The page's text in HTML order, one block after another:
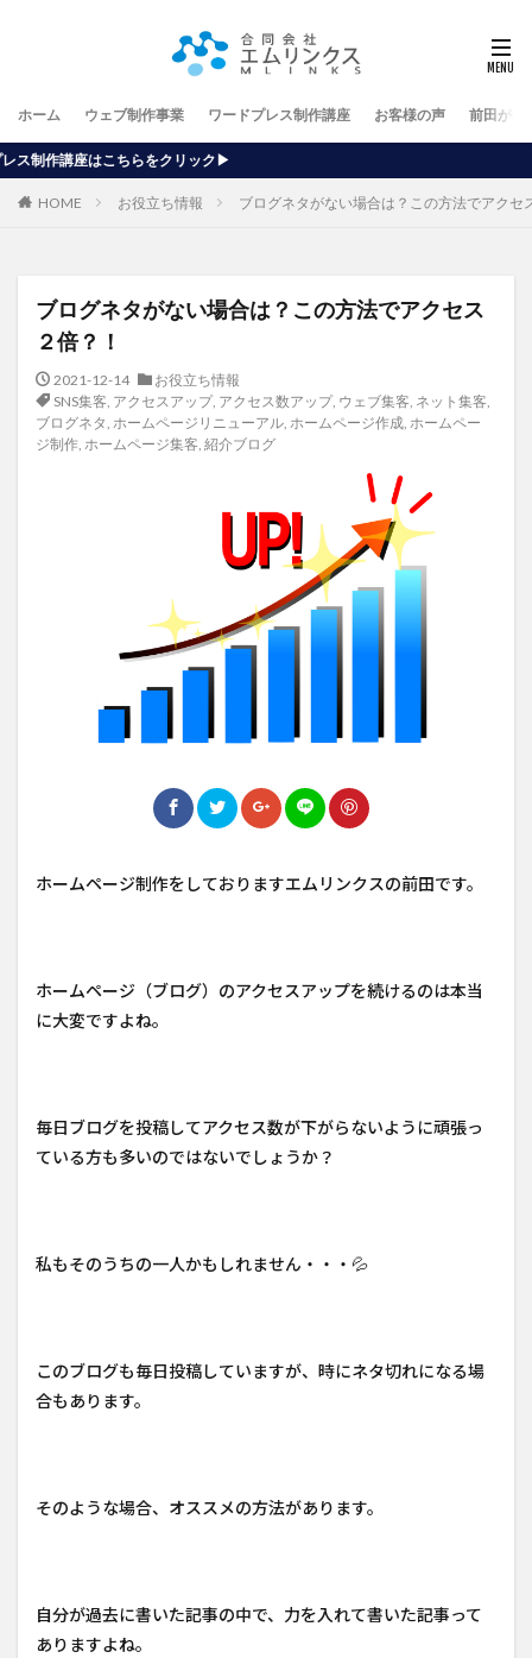
ホーム ウェブ制作事業 ワードプレス制作講座 お客様の声 前田が行
ク▶
HOME お役立ち情報 ブログネタがない場合は？この方法でアクセ
ブログネタがない場合は？この方法でアクセス
２倍？！
2021-12-14
お役立ち情報
SNS集客, アクセスアップ, アクセス数アップ, ウェブ集客, ネット集客,
ブログネタ, ホームページリニューアル, ホームページ作成, ホームペー
ジ制作, ホームページ集客, 紹介ブログ
ホームページ制作をしておりますエムリンクスの前田です。
ホームページ（ブログ）のアクセスアップを続けるのは本当
に大変ですよね。
毎日ブログを投稿してアクセス数が下がらないように頑張っ
ている方も多いのではないでしょうか？
私もそのうちの一人かもしれません・・・💦
このブログも毎日投稿していますが、時にネタ切れになる場
合もあります。
そのような場合、オススメの方法があります。
自分が過去に書いた記事の中で、力を入れて書いた記事って
ありますよね。